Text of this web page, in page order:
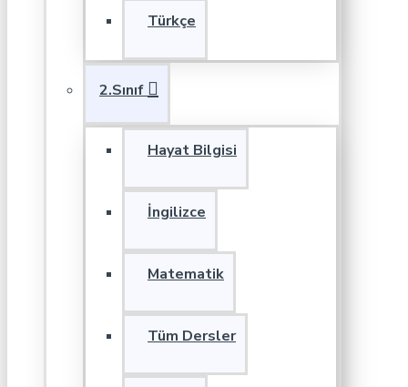
Türkçe
2.Sınıf
Hayat Bilgisi
İngilizce
Matematik
Tüm Dersler